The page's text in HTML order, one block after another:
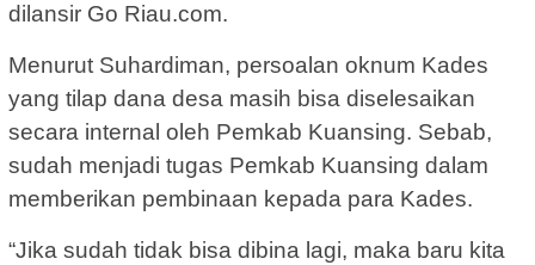
dilansir Go Riau.com.
Menurut Suhardiman, persoalan oknum Kades
yang tilap dana desa masih bisa diselesaikan
secara internal oleh Pemkab Kuansing. Sebab,
sudah menjadi tugas Pemkab Kuansing dalam
memberikan pembinaan kepada para Kades.
“Jika sudah tidak bisa dibina lagi, maka baru kita